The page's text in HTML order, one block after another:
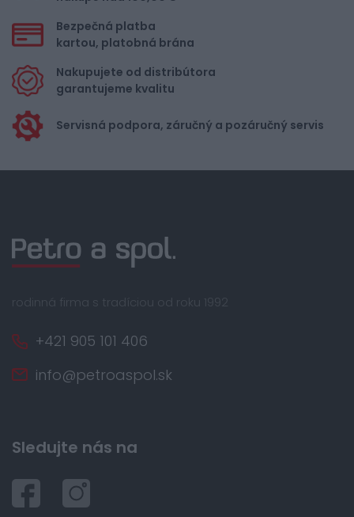
Bezpečná platba
kartou, platobná brána
Nakupujete od distribútora
garantujeme kvalitu
Servisná podpora, záručný a pozáručný servis
rodinná firma s tradíciou od roku 1992
+421 905 101 406
info@petroaspol.sk
Sledujte nás na